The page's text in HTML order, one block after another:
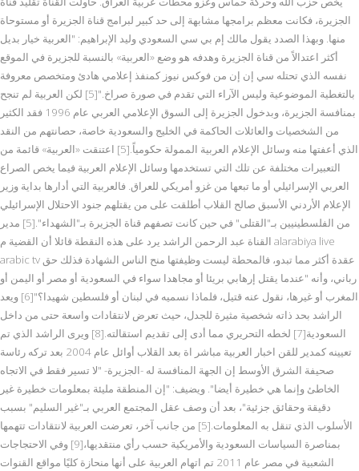
الجزيرة، فكانت معظم برامجها مشابهة إلى حد كبير لبرامج قناة الجزيرة أو مستوحاة
منها. وبهذا الصدد يقول مالك إم بي سي السعودي وليد الإبراهيم: "العربية خيار بديل
أكثر اعتدالاً من قناة الجزيرة وهدفه هو وضع «العربية» بالنسبة للجزيرة في الموقع
نفسه الذي تحتله سي إن إن من فوكس نيوز كمنفذ إعلامي هادئ ومتخصص معروفة
بالتغطية الموضوعية وليس الآراء التي تقدم في صورة صراخ."[5] لكن العربية لم تنجح
بمنافسة الجزيرة، وبدخول الجزيرة إلى السوق الإعلامي العربي عام 1996 فقد الكثير
من الشخصيات والعائلات الحاكمة في الخليج والسعودية خاصة، حصانتهم من النقد
الذي أعفتها منه وسائل الإعلام العربية الممولة حكومياً.[5] اعتنقت «العربية» قائمة من
التعبيرات مختلفة عن تلك التي تستخدمها وسائل الإعلام العربية فيما يخص الصراع
العربي الإسرائيلي أو ما تبعها من غزو أمريكي للعراق. فالعربية التي أدارها بداية وزير
الإعلام الأردني الأسبق صالح القلاب أطلقت على من يقتلهم جنود الاحتلال الإسرائيلي
من الفلسطينيين بـ"القتلى" في حين كانت تصفهم قناة الجزيرة بـ"الشهداء".[5] مدير
القناة عبد الرحمن الراشد يرد على هذه النقطة قائلا أن القضية م alarabiya live
arabic tv عقدة أكثر مما تبدو، فالمحطة ليست وظيفتها منح الناس الشهادة فذلك حق
رباني، وأنه "عندما يقتل إرهابي بريئا أو مجاهدا سواء في السعودية أو مصر أو اليمن أو
المغرب أو غيرها، نقول عنه قتيل، فلماذا نسميه في لبنان أو فلسطين شهيدا؟"[6] ويعد
الراشد بحد ذاته شخصية مثيرة للجدل، حيث تعرض لانتقادات واسعة حتى من داخل
السعودية[7] لخطه التحريري مما أدى إلى تقديم استقالته.[8] ويرى الراشد الذي تم
تعيينه كمدير للقن اخبار العربية مباشر اة بعد القلاب أوائل عام 2004 بعد تركه رئاسة
صحيفة الشرق الأوسط إن الجهة المنافسة له -الجزيرة- "لا تسير فقط في الاتجاه
الخاطئ وإنما هي خطيرة أيضا". ويضيف: "إن المنطقة مليئة بمعلومات خطيرة غير
دقيقة وحقائق جزئية"، بعد أن وصف عقل المجتمع العربي بـ"غير السليم" بسبب
الأسلوب الذي تنقل به المعلومات.[5] من جانب آخر، تعرضت العربية لانتقادات تتهمها
بمناصرة السياسات السعودية والأمريكية حسب رأي منتقديها،[9] وفي الاحتجاجات
الشعبية في مصر عام 2011 تم اتهام العربية على أنها منحازة كليًا مواقع القنوات